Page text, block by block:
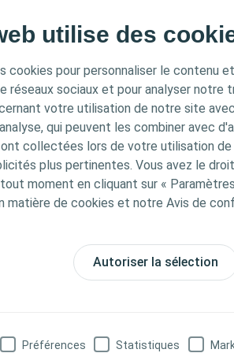
utilise des
cookies pour personnaliser le contenu
réseaux sociaux et pour analyser notre
votre utilisation de notre site
qui peuvent les combiner avec
collectées lors de votre utilisation
plus pertinentes. Vous avez le
moment en cliquant sur «
matière de cookies et notre Avis de
Autoriser la sélection
Préférences Statistiques
IMPORTANTE
uniquement aux professionnels
la santé publique français. Le
l’éducation et peut ne pas être
pas de conseils médicaux. Le
choix du traitement pour les
avant de l'utiliser.
Evaluation des plaises
Fiche d’évaluation de la plaie